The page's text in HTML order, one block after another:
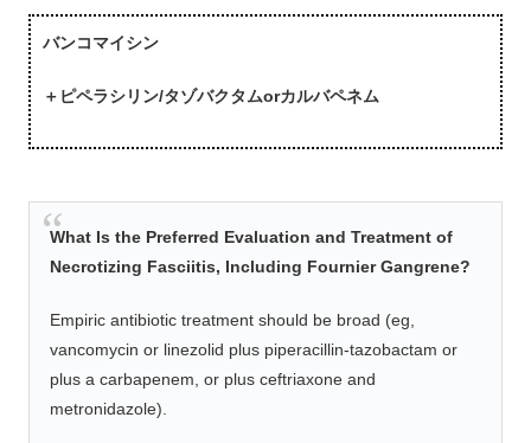
バンコマイシン
＋ピペラシリン/タゾバクタムorカルバペネム
What Is the Preferred Evaluation and Treatment of
Necrotizing Fasciitis, Including Fournier Gangrene?
Empiric antibiotic treatment should be broad (eg,
vancomycin or linezolid plus piperacillin-tazobactam or
plus a carbapenem, or plus ceftriaxone and
metronidazole).